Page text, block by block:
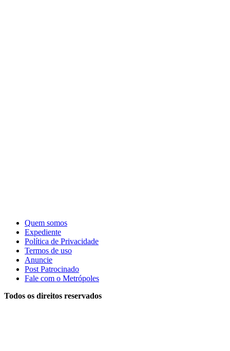
Quem somos
Expediente
Política de Privacidade
Termos de uso
Anuncie
Post Patrocinado
Fale com o Metrópoles
Todos os direitos reservados